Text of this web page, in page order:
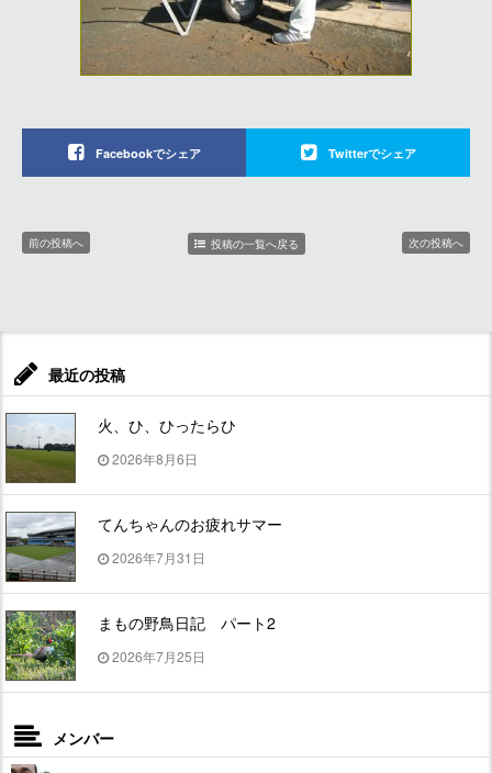
Facebookでシェア Twitterでシェア
前の投稿へ 投稿の一覧へ戻る 次の投稿へ
最近の投稿
火、ひ、ひったらひ
2026年8月6日
てんちゃんのお疲れサマー
2026年7月31日
まもの野鳥日記 パート2
2026年7月25日
メンバー